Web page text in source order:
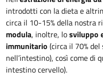
introdotti con la dieta e
circa il 10-15% della nostra
modula, inoltre, losviluppo
immunitario (circa il 70%
nell’intestino), così come di
intestino cervello).